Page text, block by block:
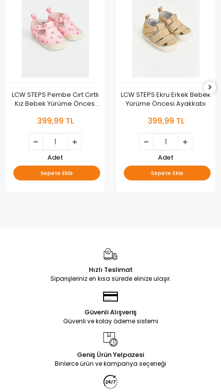
LCW STEPS Pembe Cırt Cırtlı
Kız Bebek Yürüme Öncesi
399,99 TL
Adet
Sepete Ekle
LCW STEPS Ekru Erkek Bebek
Yürüme Öncesi Ayakkabı
399,99 TL
Adet
Sepete Ekle
Hızlı Teslimat
Siparişleriniz en kısa sürede elinize ulaşır.
Güvenli Alışveriş
Güvenli ve kolay ödeme sistemi
Geniş Ürün Yelpazesi
Binlerce ürün ve kampanya seçeneği